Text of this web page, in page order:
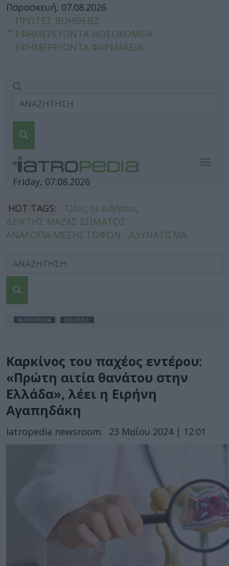
Παρασκευή, 07.08.2026
ΠΡΩΤΕΣ ΒΟΗΘΕΙΕΣ
ΕΦΗΜΕΡΕΥΟΝΤΑ ΝΟΣΟΚΟΜΕΙΑ
ΕΦΗΜΕΡΕΥΟΝΤΑ ΦΑΡΜΑΚΕΙΑ
Friday, 07.08.2026
HOT TAGS:
Όλες οι ειδήσεις
ΔΕΙΚΤΗΣ ΜΑΖΑΣ ΣΩΜΑΤΟΣ
ΑΝΑΛΟΓΙΑ ΜΕΣΗΣ ΓΟΦΩΝ
ΑΔΥΝΑΤΙΣΜΑ
IATROPEDIA ΕΙΔΗΣΕΙΣ
Καρκίνος του παχέος εντέρου:
«Πρώτη αιτία θανάτου στην
Ελλάδα», λέει η Ειρήνη
Αγαπηδάκη
Iatropedia newsroom 23 Μαΐου 2024 | 12:01